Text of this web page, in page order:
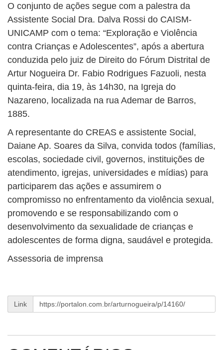
O conjunto de ações segue com a palestra da
Assistente Social Dra. Dalva Rossi do CAISM-
UNICAMP com o tema: “Exploração e Violência
contra Crianças e Adolescentes”, após a abertura
conduzida pelo juiz de Direito do Fórum Distrital de
Artur Nogueira Dr. Fabio Rodrigues Fazuoli, nesta
quinta-feira, dia 19, às 14h30, na Igreja do
Nazareno, localizada na rua Ademar de Barros,
1885.
A representante do CREAS e assistente Social,
Daiane Ap. Soares da Silva, convida todos (famílias,
escolas, sociedade civil, governos, instituições de
atendimento, igrejas, universidades e mídias) para
participarem das ações e assumirem o
compromisso no enfrentamento da violência sexual,
promovendo e se responsabilizando com o
desenvolvimento da sexualidade de crianças e
adolescentes de forma digna, saudável e protegida.
Assessoria de imprensa
Link